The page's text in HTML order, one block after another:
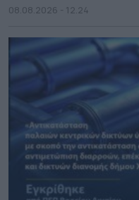
08.08.2026 - 12.24